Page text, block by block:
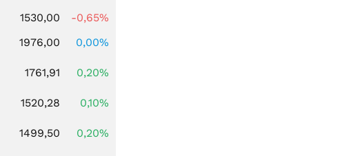
1530,00
-0,65%
1976,00
0,00%
1761,91 0,20%
1520,28
0,10%
1499,50 0,20%